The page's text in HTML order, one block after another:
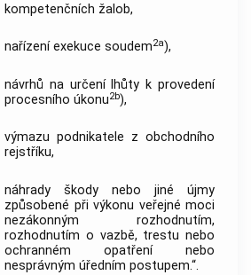
kompetenčních žalob,
nařízení exekuce soudem2a),
návrhů na určení lhůty k provedení
procesního úkonu2b),
výmazu podnikatele z obchodního
rejstříku,
náhrady škody nebo jiné újmy
způsobené při výkonu veřejné moci
nezákonným rozhodnutím,
rozhodnutím o vazbě, trestu nebo
ochranném opatření nebo
nesprávným úředním postupem.“.